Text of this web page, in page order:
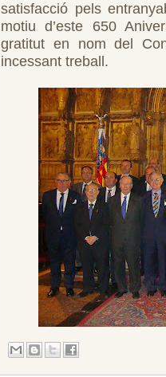
satisfacció pels
motiu d’este 650
gratitut en nom del
incessant treball.